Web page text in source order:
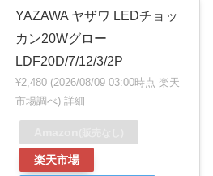
YAZAWA ヤザワ LEDチョッ
カン20Wグロー
LDF20D/7/12/3/2P
¥2,480 (2026/08/09 03:00時点 楽天
市場調べ) 詳細
楽天市場